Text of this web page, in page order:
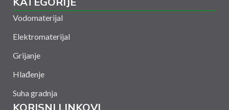
Vodomaterijal
Elektromaterijal
Grijanje
Hlađenje
Suha gradnja
KORISNI LINKOVI